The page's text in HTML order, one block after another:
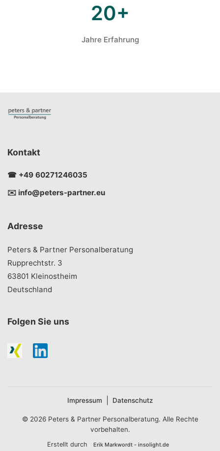
20+
Jahre Erfahrung
Kontakt
☎ +49 60271246035
✉️ info@peters-partner.eu
Adresse
Peters & Partner Personalberatung
Rupprechtstr. 3
63801 Kleinostheim
Deutschland
Folgen Sie uns
Impressum Datenschutz
© 2026 Peters & Partner Personalberatung. Alle Rechte
vorbehalten.
Erstellt durch Erik Markwordt - insolight.de